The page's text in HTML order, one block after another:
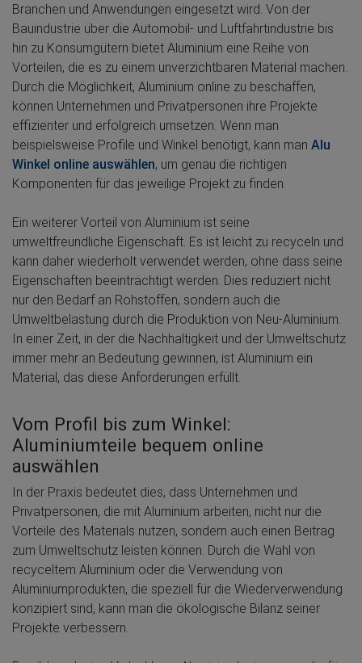
Branchen und Anwendungen eingesetzt wird. Von der
Bauindustrie über die Automobil- und Luftfahrtindustrie bis
hin zu Konsumgütern bietet Aluminium eine Reihe von
Vorteilen, die es zu einem unverzichtbaren Material machen.
Durch die Möglichkeit, Aluminium online zu beschaffen,
können Unternehmen und Privatpersonen ihre Projekte
effizienter und erfolgreich umsetzen. Wenn man
beispielsweise Profile und Winkel benötigt, kann man Alu
Winkel online auswählen, um genau die richtigen
Komponenten für das jeweilige Projekt zu finden.
Ein weiterer Vorteil von Aluminium ist seine
umweltfreundliche Eigenschaft. Es ist leicht zu recyceln und
kann daher wiederholt verwendet werden, ohne dass seine
Eigenschaften beeinträchtigt werden. Dies reduziert nicht
nur den Bedarf an Rohstoffen, sondern auch die
Umweltbelastung durch die Produktion von Neu-Aluminium.
In einer Zeit, in der die Nachhaltigkeit und der Umweltschutz
immer mehr an Bedeutung gewinnen, ist Aluminium ein
Material, das diese Anforderungen erfüllt.
Vom Profil bis zum Winkel:
Aluminiumteile bequem online
auswählen
In der Praxis bedeutet dies, dass Unternehmen und
Privatpersonen, die mit Aluminium arbeiten, nicht nur die
Vorteile des Materials nutzen, sondern auch einen Beitrag
zum Umweltschutz leisten können. Durch die Wahl von
recyceltem Aluminium oder die Verwendung von
Aluminiumprodukten, die speziell für die Wiederverwendung
konzipiert sind, kann man die ökologische Bilanz seiner
Projekte verbessern.